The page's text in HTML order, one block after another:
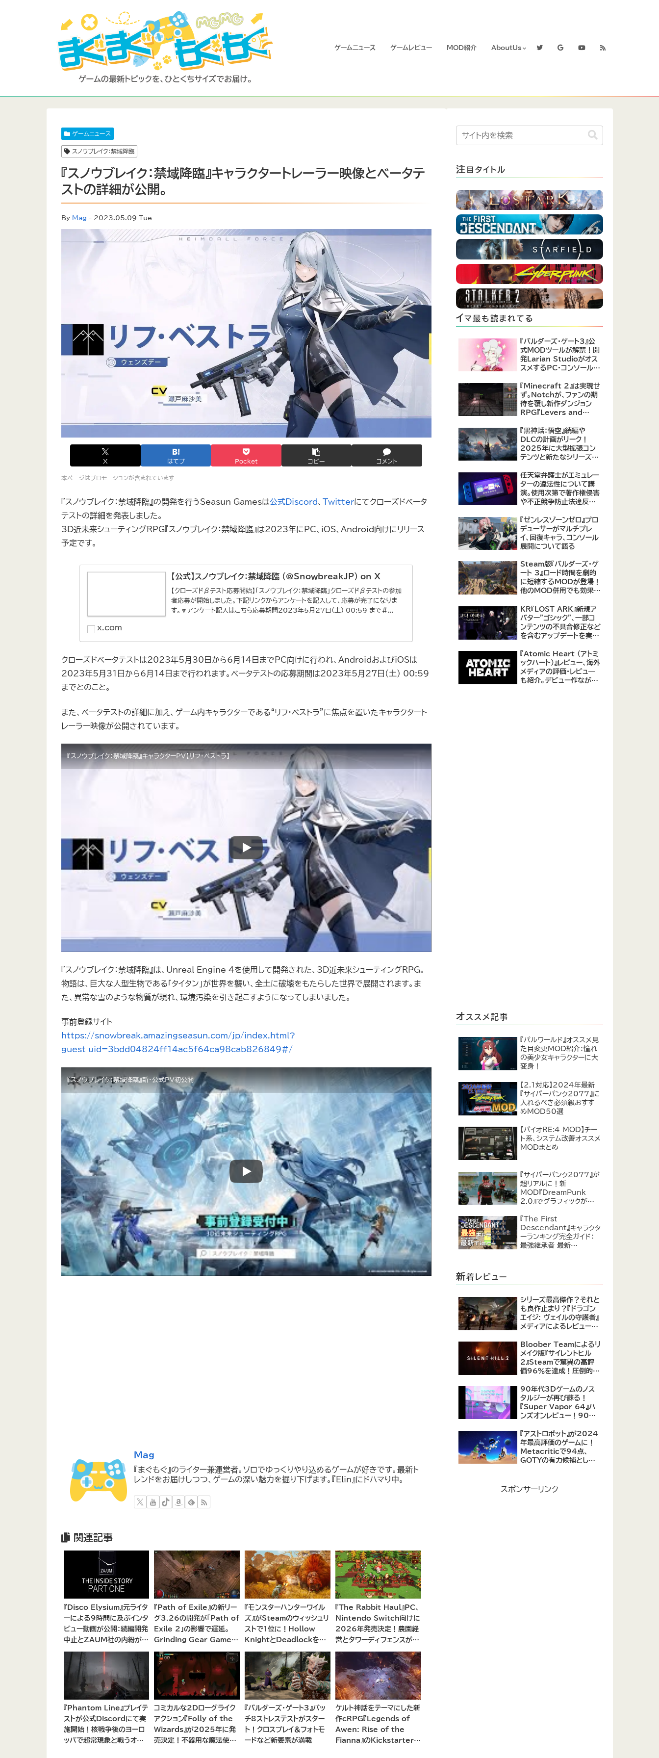
ゲームニュース ゲームレビュー MOD紹介 AboutUs
ゲームニュース
スノウブレイク：禁域降臨
『スノウブレイク：禁域降臨』キャラクタートレーラー映像とベータテ
ストの詳細が公開。
By Mag - 2023.05.09 Tue
X はてブ Pocket コピー コメント
本ページはプロモーションが含まれています
『スノウブレイク：禁域降臨』の開発を行うSeasun Gamesは公式Discord、 Twitterにてクローズドベータ
テストの詳細を発表しました。
3D近未来シューティングRPG『スノウブレイク：禁域降臨』は2023年にPC、iOS、Android向けにリリース
予定です。
【公式】スノウブレイク：禁域降臨 (@SnowbreakJP) on X
【クローズドβテスト応募開始】「スノウブレイク：禁域降臨」クローズドβテストの参加
者応募が開始しました。下記リンクからアンケートを記入して、応募が完了になりま
す。🔽アンケート記入はこちら応募期間2023年5月27日(土) 00:59 まで＃...
x.com
クローズドベータテストは2023年5月30日から6月14日までPC向けに行われ、AndroidおよびiOSは
2023年5月31日から6月14日まで行われます。ベータテストの応募期間は2023年5月27日(土) 00:59
までとのこと。
また、ベータテストの詳細に加え、ゲーム内キャラクターである“リフ・ベストラ”に焦点を置いたキャラクタート
レーラー映像が公開されています。
『スノウブレイク：禁域降臨』キャラクターPV【リフ・ベストラ】
『スノウブレイク：禁域降臨』は、Unreal Engine 4を使用して開発された、3D近未来シューティングRPG。
物語は、巨大な人型生物である「タイタン」が世界を襲い、全土に破壊をもたらした世界で展開されます。ま
た、異常な雪のような物質が現れ、環境汚染を引き起こすようになってしまいました。
事前登録サイト
https://snowbreak.amazingseasun.com/jp/index.html?
guest_uid=3bdd04824ff14ac5f64ca98cab826849#/
『スノウブレイク：禁域降臨』新・公式PV初公開
Mag
『まぐもぐ』のライター兼運営者。ソロでゆっくりやり込めるゲームが好きです。最新ト
レンドをお届けしつつ、ゲームの深い魅力を掘り下げます。『Elin』にドハマり中。
関連記事
『Disco Elysium』元ライタ
ーによる9時間に及ぶインタ
ビュー動画が公開：続編開発
中止とZAUM社の内紛が浮
き彫りに
『Path of Exile』の新リー
グ3.26の開発が「Path of
Exile 2」の影響で遅延。
Grinding Gear Games
が開発リソースの集中と今
後の計画を説明
『モンスターハンターワイル
ズ』がSteamのウィッシュリ
ストで1位に！Hollow
KnightとDeadlockを抑
えてトップに立つ
『The Rabbit Haul』PC、
Nintendo Switch向けに
2026年発売決定！農園経
営とタワーディフェンスが融
合した新感覚アドベンチャー
『Phantom Line』プレイテ
ストが公式Discordにて実
施開始！核戦争後のヨーロ
ッパで超常現象と戦うオー
コミカルな2Dローグライク
アクション『Folly of the
Wizards』が2025年に発
売決定！不器用な魔法使い
『バルダーズ・ゲート3』パッ
チ8ストレステストがスター
ト！クロスプレイ＆フォトモ
ードなど新要素が満載
ケルト神話をテーマにした新
作cRPG『Legends of
Awen: Rise of the
Fianna』のKickstarterキ
注 目タイトル
イマ最も読まれてる
『バルダーズ・ゲート3』公
式MODツールが解禁！開
発Larian Studioがオス
スメするPC・コンソール向
『Minecraft 2』は実現せ
ず。Notchが、ファンの期
待を覆し新作ダンジョン
RPG『Levers and
表！
『黒神話：悟空』続編や
DLCの計画がリーク！
2025年に大型拡張コン
テンツと新たなシリーズ作
【09/17更新】
任天堂弁護士がエミュレー
ターの違法性について講
演。使用次第で著作権侵害
や不正競争防止法違反に
『ゼンレスゾーンゼロ』プロ
デューサーがマルチプレ
イ、回復キャラ、コンソール
展開について語る
Steam版『バルダーズ・ゲ
ート 3』ロード時間を劇的
に短縮するMODが登場！
他のMOD併用でも効果を
価
KR『LOST ARK』新規ア
バター"ゴシック"、一部コ
ンテンツの不具合修正など
を含むアップデートを実
『Atomic Heart (アトミ
ックハート)』レビュー、海外
メディアの評価・レビュ―
も紹介。デビュー作ながら
オ ススメ記事
『パルワールド』オススメ見
た目変更MOD紹介：憧れ
の美少女キャラクターに大
変身！
【2.1対応】2024年最新
『サイバーパンク2077』に
入れるべき必須級おすす
めMOD50選
【バイオRE:4 MOD】チー
ト系、システム改善オススメ
MODまとめ
『サイバーパンク2077』が
超リアルに！新
MOD『DreamPunk
2.0』でグラフィックが恐ろ
『The First
Descendant』キャラクタ
ーランキング完全ガイド：
最強継承者 最新
新着レビュー
シリーズ最高傑作？それと
も良作止まり？『ドラゴン
エイジ: ヴェイルの守護者』
メディアによるレビューが
ラクター育成システムは好
評、戦闘システムは賛否あ
り
Bloober Teamによるリ
メイク版『サイレントヒル
2』Steamで驚異の高評
価96％を達成！圧倒的な
の復活
90年代3Dゲームのノス
タルジーが再び蘇る！
『Super Vapor 64』ハ
ンズオンレビュー！90年
再現したノスタルジックア
クション
『アストロボット』が2024
年最高評価のゲームに！
Metacriticで94点、
GOTYの有力候補として
スポンサーリンク